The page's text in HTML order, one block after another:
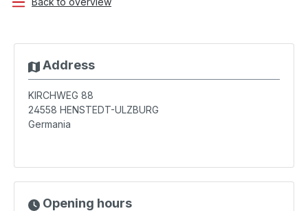
Address
KIRCHWEG 88
24558 HENSTEDT-ULZBURG
Germania
Opening hours